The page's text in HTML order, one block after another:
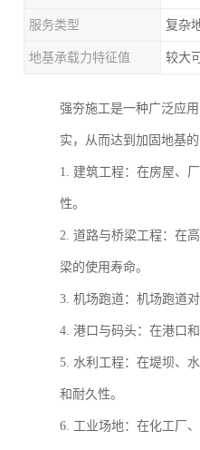
服务类型 复杂
地基承载力特征值 较大
强夯施工是一种广泛应
实，从而达到加固地基
1. 建筑工程：在房屋、
性。
2. 道路与桥梁工程：在
梁的使用寿命。
3. 机场跑道：机场跑道
4. 港口与码头：在港口
5. 水利工程：在堤坝、
和耐久性。
6. 工业场地：在化工厂